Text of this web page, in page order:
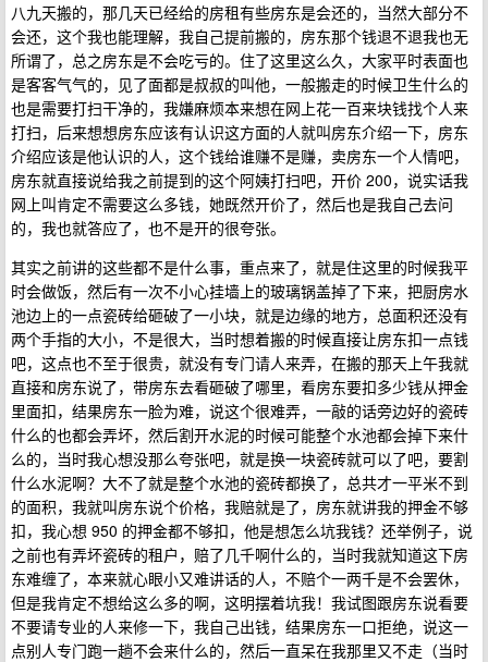
八九天搬的，那几天已经给的房租有些房东是会还的，当然大部分不
会还，这个我也能理解，我自己提前搬的，房东那个钱退不退我也无
所谓了，总之房东是不会吃亏的。住了这里这么久，大家平时表面也
是客客气气的，见了面都是叔叔的叫他，一般搬走的时候卫生什么的
也是需要打扫干净的，我嫌麻烦本来想在网上花一百来块钱找个人来
打扫，后来想想房东应该有认识这方面的人就叫房东介绍一下，房东
介绍应该是他认识的人，这个钱给谁赚不是赚，卖房东一个人情吧，
房东就直接说给我之前提到的这个阿姨打扫吧，开价 200，说实话我
网上叫肯定不需要这么多钱，她既然开价了，然后也是我自己去问
的，我也就答应了，也不是开的很夸张。
其实之前讲的这些都不是什么事，重点来了，就是住这里的时候我平
时会做饭，然后有一次不小心挂墙上的玻璃锅盖掉了下来，把厨房水
池边上的一点瓷砖给砸破了一小块，就是边缘的地方，总面积还没有
两个手指的大小，不是很大，当时想着搬的时候直接让房东扣一点钱
吧，这点也不至于很贵，就没有专门请人来弄，在搬的那天上午我就
直接和房东说了，带房东去看砸破了哪里，看房东要扣多少钱从押金
里面扣，结果房东一脸为难，说这个很难弄，一敲的话旁边好的瓷砖
什么的也都会弄坏，然后割开水泥的时候可能整个水池都会掉下来什
么的，当时我心想没那么夸张吧，就是换一块瓷砖就可以了吧，要割
什么水泥啊？大不了就是整个水池的瓷砖都换了，总共才一平米不到
的面积，我就叫房东说个价格，我赔就是了，房东就讲我的押金不够
扣，我心想 950 的押金都不够扣，他是想怎么坑我钱？还举例子，说
之前也有弄坏瓷砖的租户，赔了几千啊什么的，当时我就知道这下房
东难缠了，本来就心眼小又难讲话的人，不赔个一两千是不会罢休，
但是我肯定不想给这么多的啊，这明摆着坑我！我试图跟房东说看要
不要请专业的人来修一下，我自己出钱，结果房东一口拒绝，说这一
点别人专门跑一趟不会来什么的，然后一直呆在我那里又不走（当时